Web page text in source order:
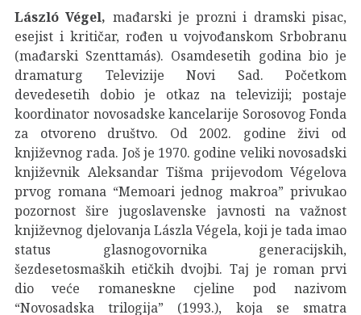
László Végel, mađarski je prozni i dramski pisac,
esejist i kritičar, rođen u vojvođanskom Srbobranu
(mađarski Szenttamás). Osamdesetih godina bio je
dramaturg Televizije Novi Sad. Početkom
devedesetih dobio je otkaz na televiziji; postaje
koordinator novosadske kancelarije Sorosovog Fonda
za otvoreno društvo. Od 2002. godine živi od
književnog rada. Još je 1970. godine veliki novosadski
književnik Aleksandar Tišma prijevodom Végelova
prvog romana “Memoari jednog makroa” privukao
pozornost šire jugoslavenske javnosti na važnost
književnog djelovanja Lászla Végela, koji je tada imao
status glasnogovornika generacijskih,
šezdesetosmaških etičkih dvojbi. Taj je roman prvi
dio veće romaneskne cjeline pod nazivom
“Novosadska trilogija” (1993.), koja se smatra